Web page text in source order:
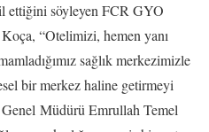
ettiğini söyleyen FCR GYO
“Otelimizi, hemen yanı
sağlık merkezimizle
bir merkez haline getirmeyi
Müdürü Emrullah Temel